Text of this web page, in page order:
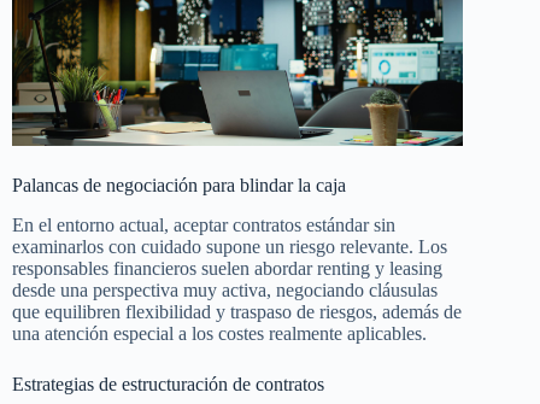
Palancas de negociación para blindar la caja
En el entorno actual, aceptar contratos estándar sin
examinarlos con cuidado supone un riesgo relevante. Los
responsables financieros suelen abordar renting y leasing
desde una perspectiva muy activa, negociando cláusulas
que equilibren flexibilidad y traspaso de riesgos, además de
una atención especial a los costes realmente aplicables.
Estrategias de estructuración de contratos